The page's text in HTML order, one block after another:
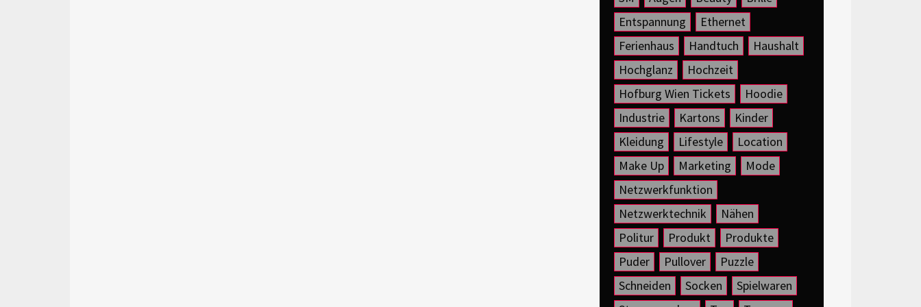
Entspannung
Ethernet
Ferienhaus
Handtuch
Haushalt
Hochglanz
Hochzeit
Hofburg Wien Tickets
Hoodie
Industrie
Kartons
Kinder
Kleidung
Lifestyle
Location
Make Up
Marketing
Mode
Netzwerkfunktion
Netzwerktechnik
Nähen
Politur
Produkt
Produkte
Puder
Pullover
Puzzle
Schneiden
Socken
Spielwaren